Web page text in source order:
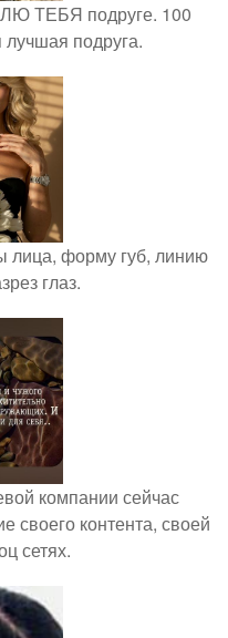
ТЕБЯ подруге. 100
подруга.
лица, форму губ, линию
глаз.
компании сейчас
своего контента, своей
сетях.